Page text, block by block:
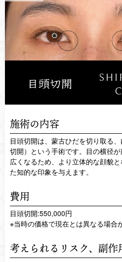
施術の内容
目頭切開は、蒙古ひだを切り取る
切開）という手術です。目の横径
広くなるため、より立体的な顔貌
た知的な印象を与えます。
費用
目頭切開:550,000円
※当時の価格で現在とは異なる場合
考えられるリスク、 副作